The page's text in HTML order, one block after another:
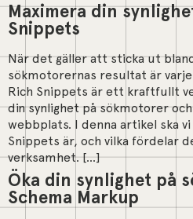
Maximera din
Snippets
När det gäller att sticka ut
sökmotorernas resultat är
Rich Snippets är ett kraftfullt
din synlighet på sökmotorer
webbplats. I denna artikel ska
Snippets är, och vilka fördelar
verksamhet. […]
Öka din synlighet på
Schema Markup